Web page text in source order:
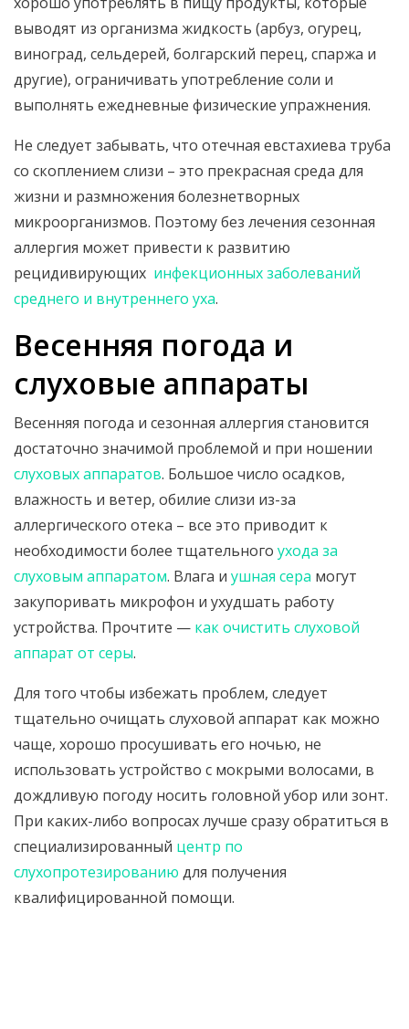
выводят из организма жидкость (арбуз, огурец,
виноград, сельдерей, болгарский перец, спаржа и
другие), ограничивать употребление соли и
выполнять ежедневные физические упражнения.
Не следует забывать, что отечная евстахиева труба
со скоплением слизи – это прекрасная среда для
жизни и размножения болезнетворных
микроорганизмов. Поэтому без лечения сезонная
аллергия может привести к развитию
рецидивирующих инфекционных заболеваний
среднего и внутреннего уха.
Весенняя погода и
слуховые аппараты
Весенняя погода и сезонная аллергия становится
достаточно значимой проблемой и при ношении
слуховых аппаратов. Большое число осадков,
влажность и ветер, обилие слизи из-за
аллергического отека – все это приводит к
необходимости более тщательного ухода за
слуховым аппаратом. Влага и ушная сера могут
закупоривать микрофон и ухудшать работу
устройства. Прочтите — как очистить слуховой
аппарат от серы.
Для того чтобы избежать проблем, следует
тщательно очищать слуховой аппарат как можно
чаще, хорошо просушивать его ночью, не
использовать устройство с мокрыми волосами, в
дождливую погоду носить головной убор или зонт.
При каких-либо вопросах лучше сразу обратиться в
специализированный центр по
слухопротезированию для получения
квалифицированной помощи.